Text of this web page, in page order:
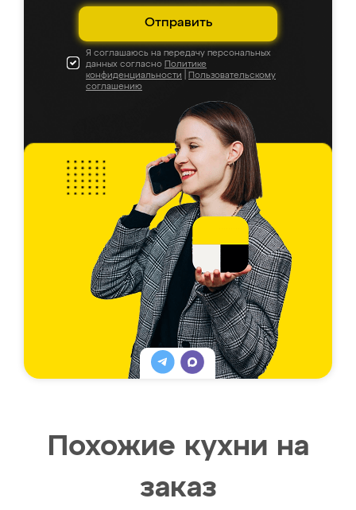
Отправить
Я соглашаюсь на передачу персональных
данных согласно Политике
конфиденциальности
Пользовательскому
соглашению
Похожие кухни на
заказ